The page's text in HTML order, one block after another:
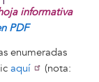
informativa
PDF
enumeradas
aquí
(nota: